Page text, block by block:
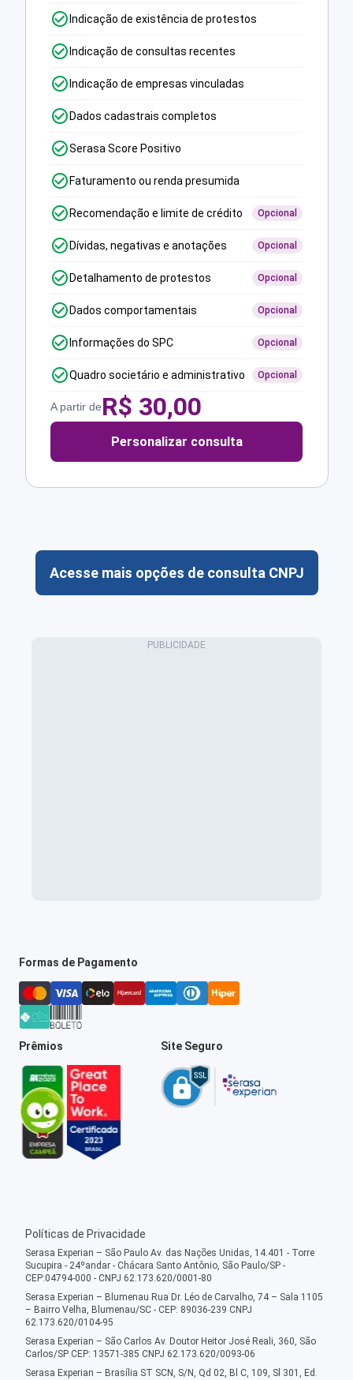
Indicação de existência de protestos
Indicação de consultas recentes
Indicação de empresas vinculadas
Dados cadastrais completos
Serasa Score Positivo
Faturamento ou renda presumida
Recomendação e limite de crédito Opcional
Dívidas, negativas e anotações Opcional
Detalhamento de protestos Opcional
Dados comportamentais Opcional
Informações do SPC Opcional
Quadro societário e administrativo Opcional
A partir deR$ 30,00
Personalizar consulta
Acesse mais opções de consulta CNPJ
Formas de Pagamento
Prêmios Site Seguro
Políticas de Privacidade
Serasa Experian – São Paulo Av. das Nações Unidas, 14.401 - Torre
Sucupira - 24ºandar - Chácara Santo Antônio, São Paulo/SP -
CEP:04794-000 - CNPJ 62.173.620/0001-80
Serasa Experian – Blumenau Rua Dr. Léo de Carvalho, 74 – Sala 1105
– Bairro Velha, Blumenau/SC - CEP: 89036-239 CNPJ
62.173.620/0104-95
Serasa Experian – São Carlos Av. Doutor Heitor José Reali, 360, São
Carlos/SP CEP: 13571-385 CNPJ 62.173.620/0093-06
Serasa Experian – Brasília ST SCN, S/N, Qd 02, Bl C, 109, Sl 301, Ed.